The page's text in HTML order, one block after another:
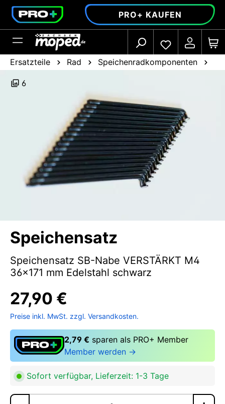
springen PRO+ KAUFEN
Ersatzteile Rad Speichenradkomponenten
6
Speichensatz
Speichensatz SB-Nabe VERSTÄRKT M4
36x171 mm Edelstahl schwarz
27,90 €
Preise inkl. MwSt. zzgl. Versandkosten.
2,79 € sparen als PRO+ Member
Member werden →
Sofort verfügbar, Lieferzeit: 1-3 Tage